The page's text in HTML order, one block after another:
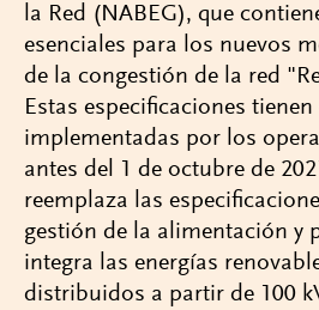
la Red (NABEG), que
esenciales para los nuevos
de la congestión de la red
Estas especificaciones tienen
implementadas por los
antes del 1 de octubre de
reemplaza las
gestión de la alimentación y
integra las energías
distribuidos a partir de 100